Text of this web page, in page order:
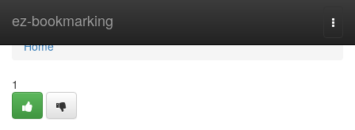
ez-bookmarking
Home
Home
1